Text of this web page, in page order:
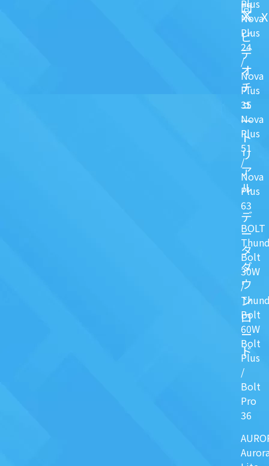
Plus
Nova
Plus
24
/
Nova
Plus
35
Nova
Plus
51
/
Nova
Plus
63
BOLT
Bolt
30W
/
Bolt
60W
Bolt
Plus
/
Bolt
Pro
36
問
ビ
デ
オ
チ
ュ
一
ト
リ
ア
ル
デ
ー
タ
ダ
ウ
ン
ロ
ー
ド
X